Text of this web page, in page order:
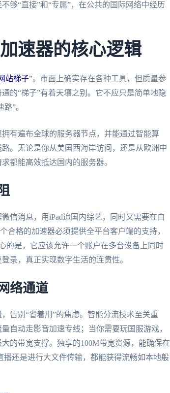
够“直接”和“专属”，在公共的国际网络中经历
速器的核心逻辑
站梯子”。市面上确实存在各种工具，但质量参
的“梯子”有着天壤之别。它不应只是简单地隐
”。
有遍布全球的服务器节点，并能通过智能算
。无论是你从美国西海岸访问，还是从欧洲中
都能高效抵达国内的服务器。
信消息，用iPad追国内综艺，同时又需要在自
合格的加速器必须提供全平台客户端的支持，
的是，它应该允许一个账户在多台设备上同时
录，真正实现数字生活的连贯性。
络通道
告别“省着用”的焦虑。智能分流技术至关重
自动走影音加速专线；当你需要玩国服游戏，
的带宽支撑。独享的100M带宽资源，能确保在
还是进行大文件传输，都能获得流畅如本地般